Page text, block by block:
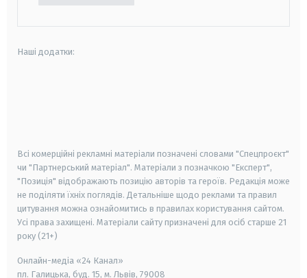
Наші додатки:
Всі комерційні рекламні матеріали позначені словами "Спецпроєкт"
чи "Партнерський матеріал". Матеріали з позначкою "Експерт",
"Позиція" відображають позицію авторів та героїв. Редакція може
не поділяти їхніх поглядів. Детальніше щодо реклами та правил
цитування можна ознайомитись в правилах користування сайтом.
Усі права захищені. Матеріали сайту призначені для осіб старше 21
року (21+)
Онлайн-медіа «24 Канал»
пл. Галицька, буд. 15, м. Львів, 79008